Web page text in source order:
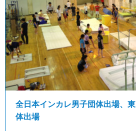
全日本インカレ男子団体出場、
体出場